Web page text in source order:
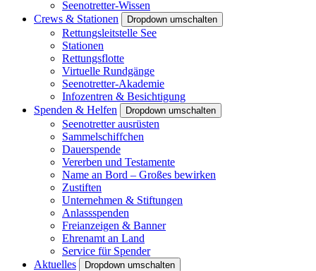
Seenotretter-Wissen
Crews & Stationen
Dropdown umschalten
Rettungsleitstelle See
Stationen
Rettungsflotte
Virtuelle Rundgänge
Seenotretter-Akademie
Infozentren & Besichtigung
Spenden & Helfen
Dropdown umschalten
Seenotretter ausrüsten
Sammelschiffchen
Dauerspende
Vererben und Testamente
Name an Bord – Großes bewirken
Zustiften
Unternehmen & Stiftungen
Anlassspenden
Freianzeigen & Banner
Ehrenamt an Land
Service für Spender
Aktuelles
Dropdown umschalten